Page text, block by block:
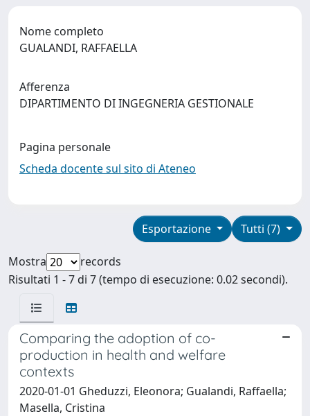
Nome completo
GUALANDI, RAFFAELLA
Afferenza
DIPARTIMENTO DI INGEGNERIA GESTIONALE
Pagina personale
Scheda docente sul sito di Ateneo
Tutti (7)
Esportazione
Mostra
records
Risultati 1 - 7 di 7 (tempo di esecuzione: 0.02 secondi).
Comparing the adoption of co-
production in health and welfare
contexts
2020-01-01 Gheduzzi, Eleonora; Gualandi, Raffaella;
Masella, Cristina